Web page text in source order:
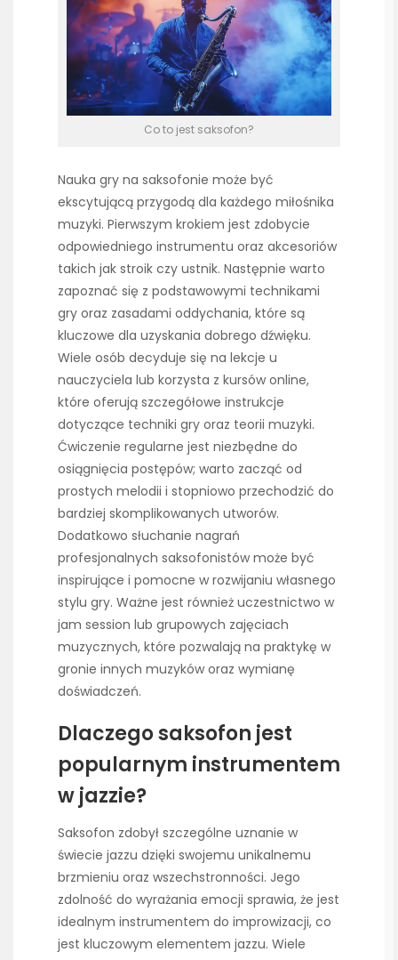
Co to jest saksofon?
Nauka gry na saksofonie może być
ekscytującą przygodą dla każdego miłośnika
muzyki. Pierwszym krokiem jest zdobycie
odpowiedniego instrumentu oraz akcesoriów
takich jak stroik czy ustnik. Następnie warto
zapoznać się z podstawowymi technikami
gry oraz zasadami oddychania, które są
kluczowe dla uzyskania dobrego dźwięku.
Wiele osób decyduje się na lekcje u
nauczyciela lub korzysta z kursów online,
które oferują szczegółowe instrukcje
dotyczące techniki gry oraz teorii muzyki.
Ćwiczenie regularne jest niezbędne do
osiągnięcia postępów; warto zacząć od
prostych melodii i stopniowo przechodzić do
bardziej skomplikowanych utworów.
Dodatkowo słuchanie nagrań
profesjonalnych saksofonistów może być
inspirujące i pomocne w rozwijaniu własnego
stylu gry. Ważne jest również uczestnictwo w
jam session lub grupowych zajęciach
muzycznych, które pozwalają na praktykę w
gronie innych muzyków oraz wymianę
doświadczeń.
Dlaczego saksofon jest
popularnym instrumentem
w jazzie?
Saksofon zdobył szczególne uznanie w
świecie jazzu dzięki swojemu unikalnemu
brzmieniu oraz wszechstronności. Jego
zdolność do wyrażania emocji sprawia, że jest
idealnym instrumentem do improwizacji, co
jest kluczowym elementem jazzu. Wiele